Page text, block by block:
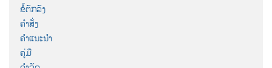
ຂໍ້ຕົກລົງ
ຄຳສັ່ງ
ຄຳແນະນຳ
ຄູ່ມື